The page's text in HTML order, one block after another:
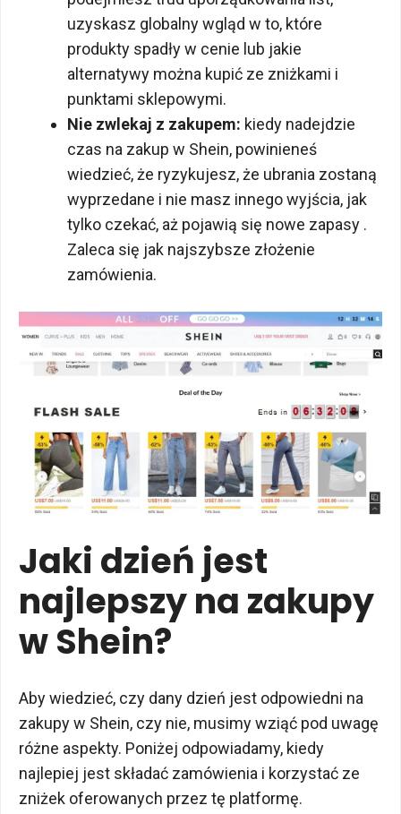
uzyskasz globalny wgląd w to, które
produkty spadły w cenie lub jakie
alternatywy można kupić ze zniżkami i
punktami sklepowymi.
Nie zwlekaj z zakupem: kiedy nadejdzie
czas na zakup w Shein, powinieneś
wiedzieć, że ryzykujesz, że ubrania zostaną
wyprzedane i nie masz innego wyjścia, jak
tylko czekać, aż pojawią się nowe zapasy .
Zaleca się jak najszybsze złożenie
zamówienia.
Jaki dzień jest
najlepszy na zakupy
w Shein?
Aby wiedzieć, czy dany dzień jest odpowiedni na
zakupy w Shein, czy nie, musimy wziąć pod uwagę
różne aspekty. Poniżej odpowiadamy, kiedy
najlepiej jest składać zamówienia i korzystać ze
zniżek oferowanych przez tę platformę.